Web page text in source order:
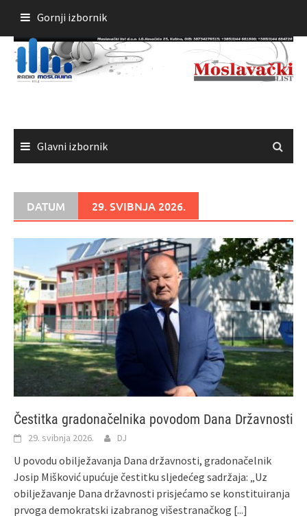
sadržaja
Gornji izbornik
Glavni izbornik
DATUM 29. SVIBNJA 2026.
Čestitka gradonačelnika povodom Dana Državnosti
29. svibnja 2026. DJ
U povodu obilježavanja Dana državnosti, gradonačelnik
Josip Mišković upućuje čestitku sljedećeg sadržaja: „Uz
obilježavanje Dana državnosti prisjećamo se konstituiranja
prvoga demokratski izabranog višestranačkog [...]